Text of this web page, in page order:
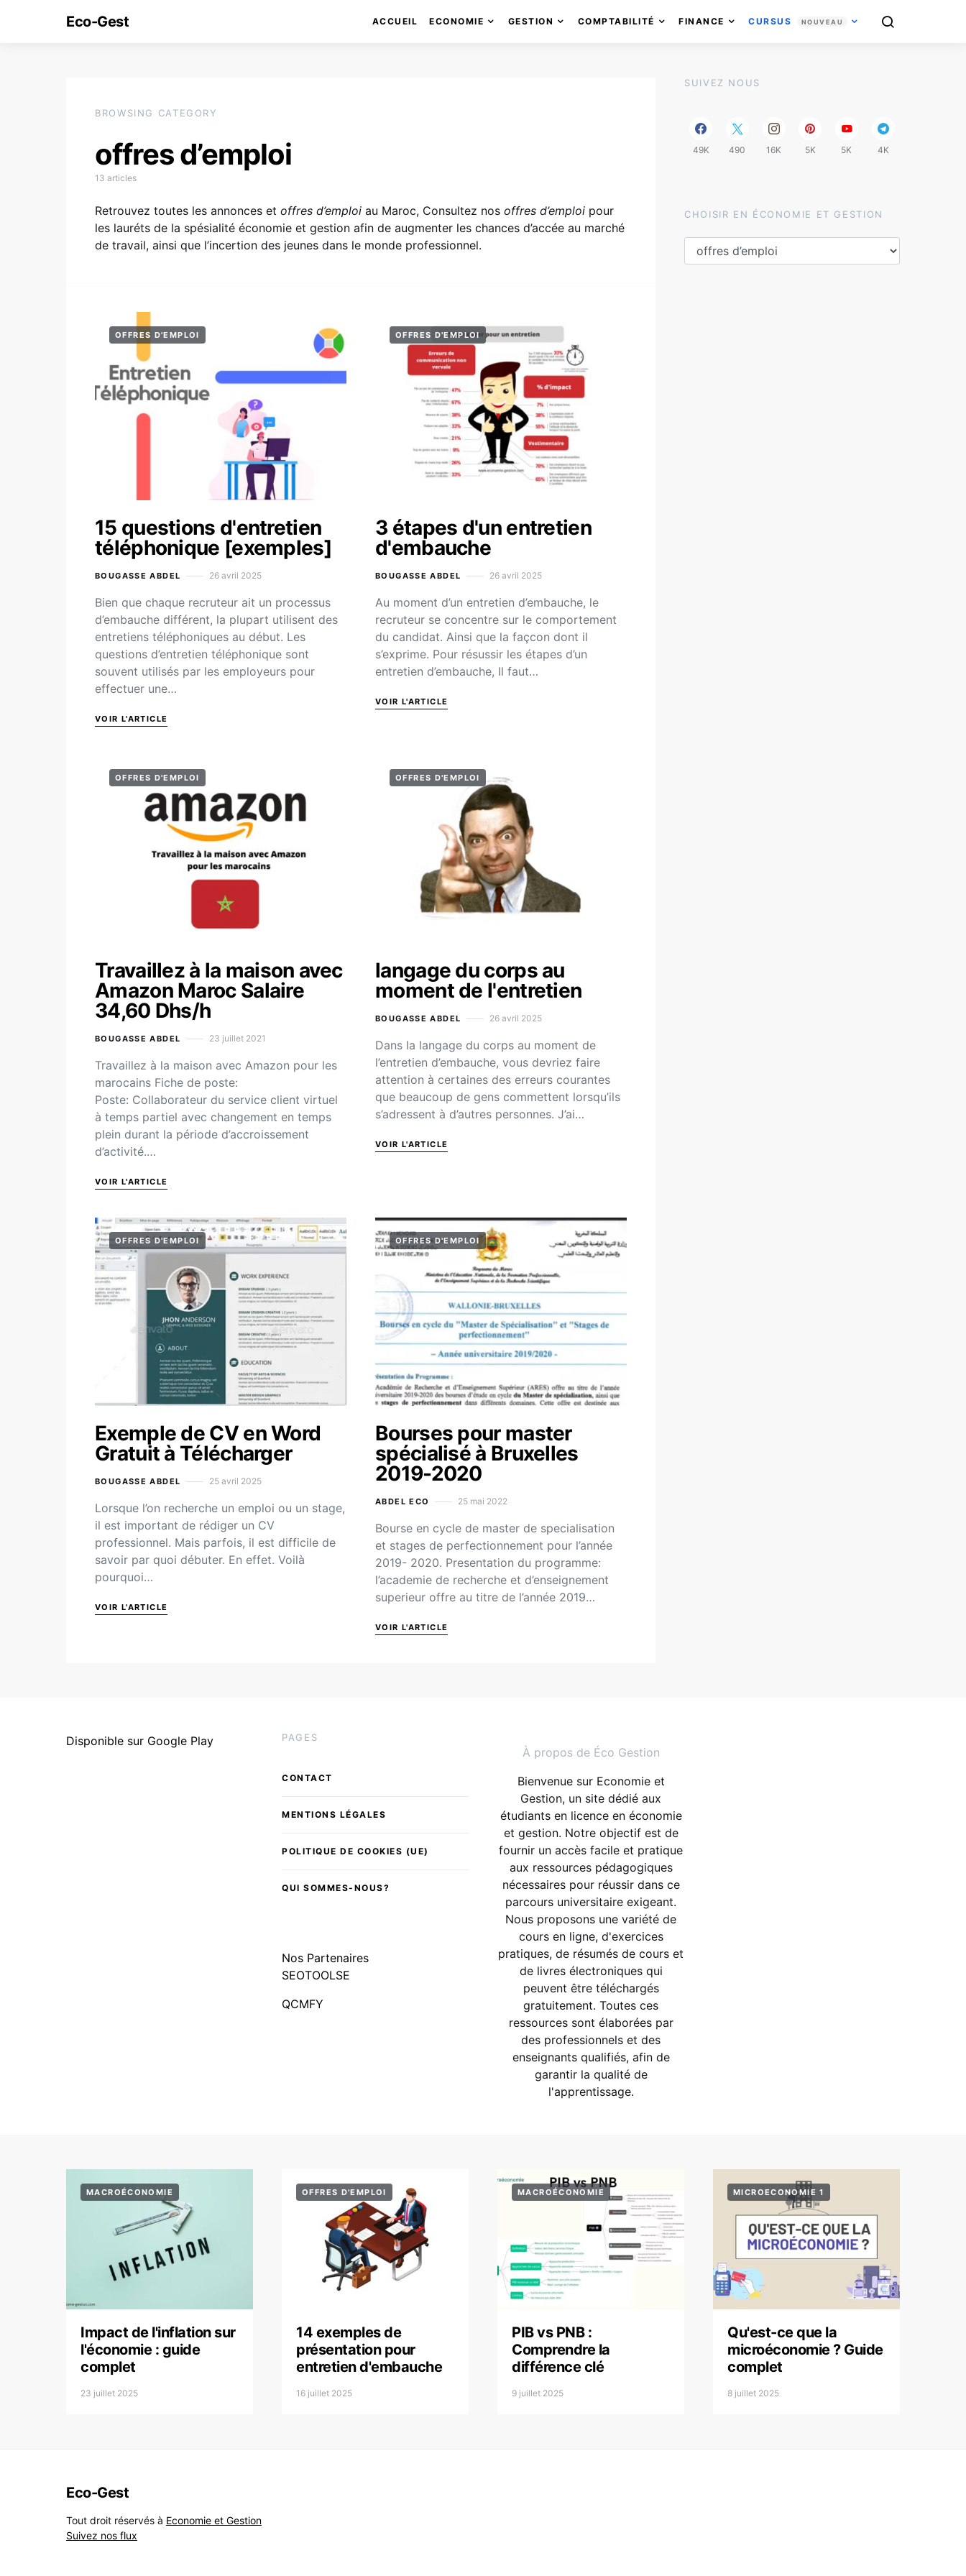
Eco-Gest ACCUEIL ECONOMIE GESTION COMPTABILITÉ FINANCE CURSUS NOUVEAU
BROWSING CATEGORY
offres d’emploi
13 articles
Retrouvez toutes les annonces et offres d’emploi au Maroc, Consultez nos offres d’emploi pour
les lauréts de la spésialité économie et gestion afin de augmenter les chances d’accée au marché
de travail, ainsi que l’incertion des jeunes dans le monde professionnel.
OFFRES D'EMPLOI
15 questions d'entretien
téléphonique [exemples]
BOUGASSE ABDEL 26 avril 2025
Bien que chaque recruteur ait un processus
d’embauche différent, la plupart utilisent des
entretiens téléphoniques au début. Les
questions d’entretien téléphonique sont
souvent utilisés par les employeurs pour
effectuer une…
VOIR L'ARTICLE
OFFRES D'EMPLOI
3 étapes d'un entretien
d'embauche
BOUGASSE ABDEL 26 avril 2025
Au moment d’un entretien d’embauche, le
recruteur se concentre sur le comportement
du candidat. Ainsi que la façcon dont il
s’exprime. Pour résussir les étapes d’un
entretien d’embauche, Il faut…
VOIR L'ARTICLE
OFFRES D'EMPLOI
Travaillez à la maison avec
Amazon Maroc Salaire
34,60 Dhs/h
BOUGASSE ABDEL 23 juillet 2021
Travaillez à la maison avec Amazon pour les
marocains Fiche de poste:
Poste: Collaborateur du service client virtuel
à temps partiel avec changement en temps
plein durant la période d’accroissement
d’activité.…
VOIR L'ARTICLE
OFFRES D'EMPLOI
langage du corps au
moment de l'entretien
BOUGASSE ABDEL 26 avril 2025
Dans la langage du corps au moment de
l’entretien d’embauche, vous devriez faire
attention à certaines des erreurs courantes
que beaucoup de gens commettent lorsqu’ils
s’adressent à d’autres personnes. J’ai…
VOIR L'ARTICLE
OFFRES D'EMPLOI
Exemple de CV en Word
Gratuit à Télécharger
BOUGASSE ABDEL 25 avril 2025
Lorsque l’on recherche un emploi ou un stage,
il est important de rédiger un CV
professionnel. Mais parfois, il est difficile de
savoir par quoi débuter. En effet. Voilà
pourquoi…
VOIR L'ARTICLE
OFFRES D'EMPLOI
Bourses pour master
spécialisé à Bruxelles
2019-2020
ABDEL ECO 25 mai 2022
Bourse en cycle de master de specialisation
et stages de perfectionnement pour l’année
2019- 2020. Presentation du programme:
l’academie de recherche et d’enseignement
superieur offre au titre de l’année 2019…
VOIR L'ARTICLE
SUIVEZ NOUS
49K 490 16K 5K 5K 4K
CHOISIR EN ÉCONOMIE ET GESTION
Disponible sur Google Play PAGES
CONTACT
MENTIONS LÉGALES
POLITIQUE DE COOKIES (UE)
QUI SOMMES-NOUS?
Nos Partenaires
SEOTOOLSE
QCMFY
À propos de Éco Gestion
Bienvenue sur Economie et
Gestion, un site dédié aux
étudiants en licence en économie
et gestion. Notre objectif est de
fournir un accès facile et pratique
aux ressources pédagogiques
nécessaires pour réussir dans ce
parcours universitaire exigeant.
Nous proposons une variété de
cours en ligne, d'exercices
pratiques, de résumés de cours et
de livres électroniques qui
peuvent être téléchargés
gratuitement. Toutes ces
ressources sont élaborées par
des professionnels et des
enseignants qualifiés, afin de
garantir la qualité de
l'apprentissage.
MACROÉCONOMIE
Impact de l'inflation sur
l'économie : guide
complet
23 juillet 2025
OFFRES D'EMPLOI
14 exemples de
présentation pour
entretien d'embauche
16 juillet 2025
MACROÉCONOMIE
PIB vs PNB :
Comprendre la
différence clé
9 juillet 2025
MICROECONOMIE 1
Qu'est-ce que la
microéconomie ? Guide
complet
8 juillet 2025
Eco-Gest
Tout droit réservés à Economie et Gestion
Suivez nos flux